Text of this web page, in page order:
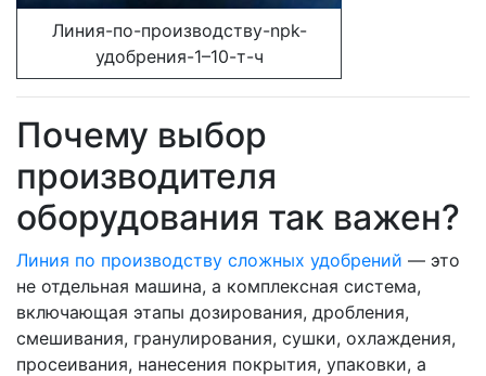
Линия-по-производству-npk-
удобрения-1–10-т-ч
Почему выбор
производителя
оборудования так важен?
Линия по производству сложных удобрений — это
не отдельная машина, а комплексная система,
включающая этапы дозирования, дробления,
смешивания, гранулирования, сушки, охлаждения,
просеивания, нанесения покрытия, упаковки, а